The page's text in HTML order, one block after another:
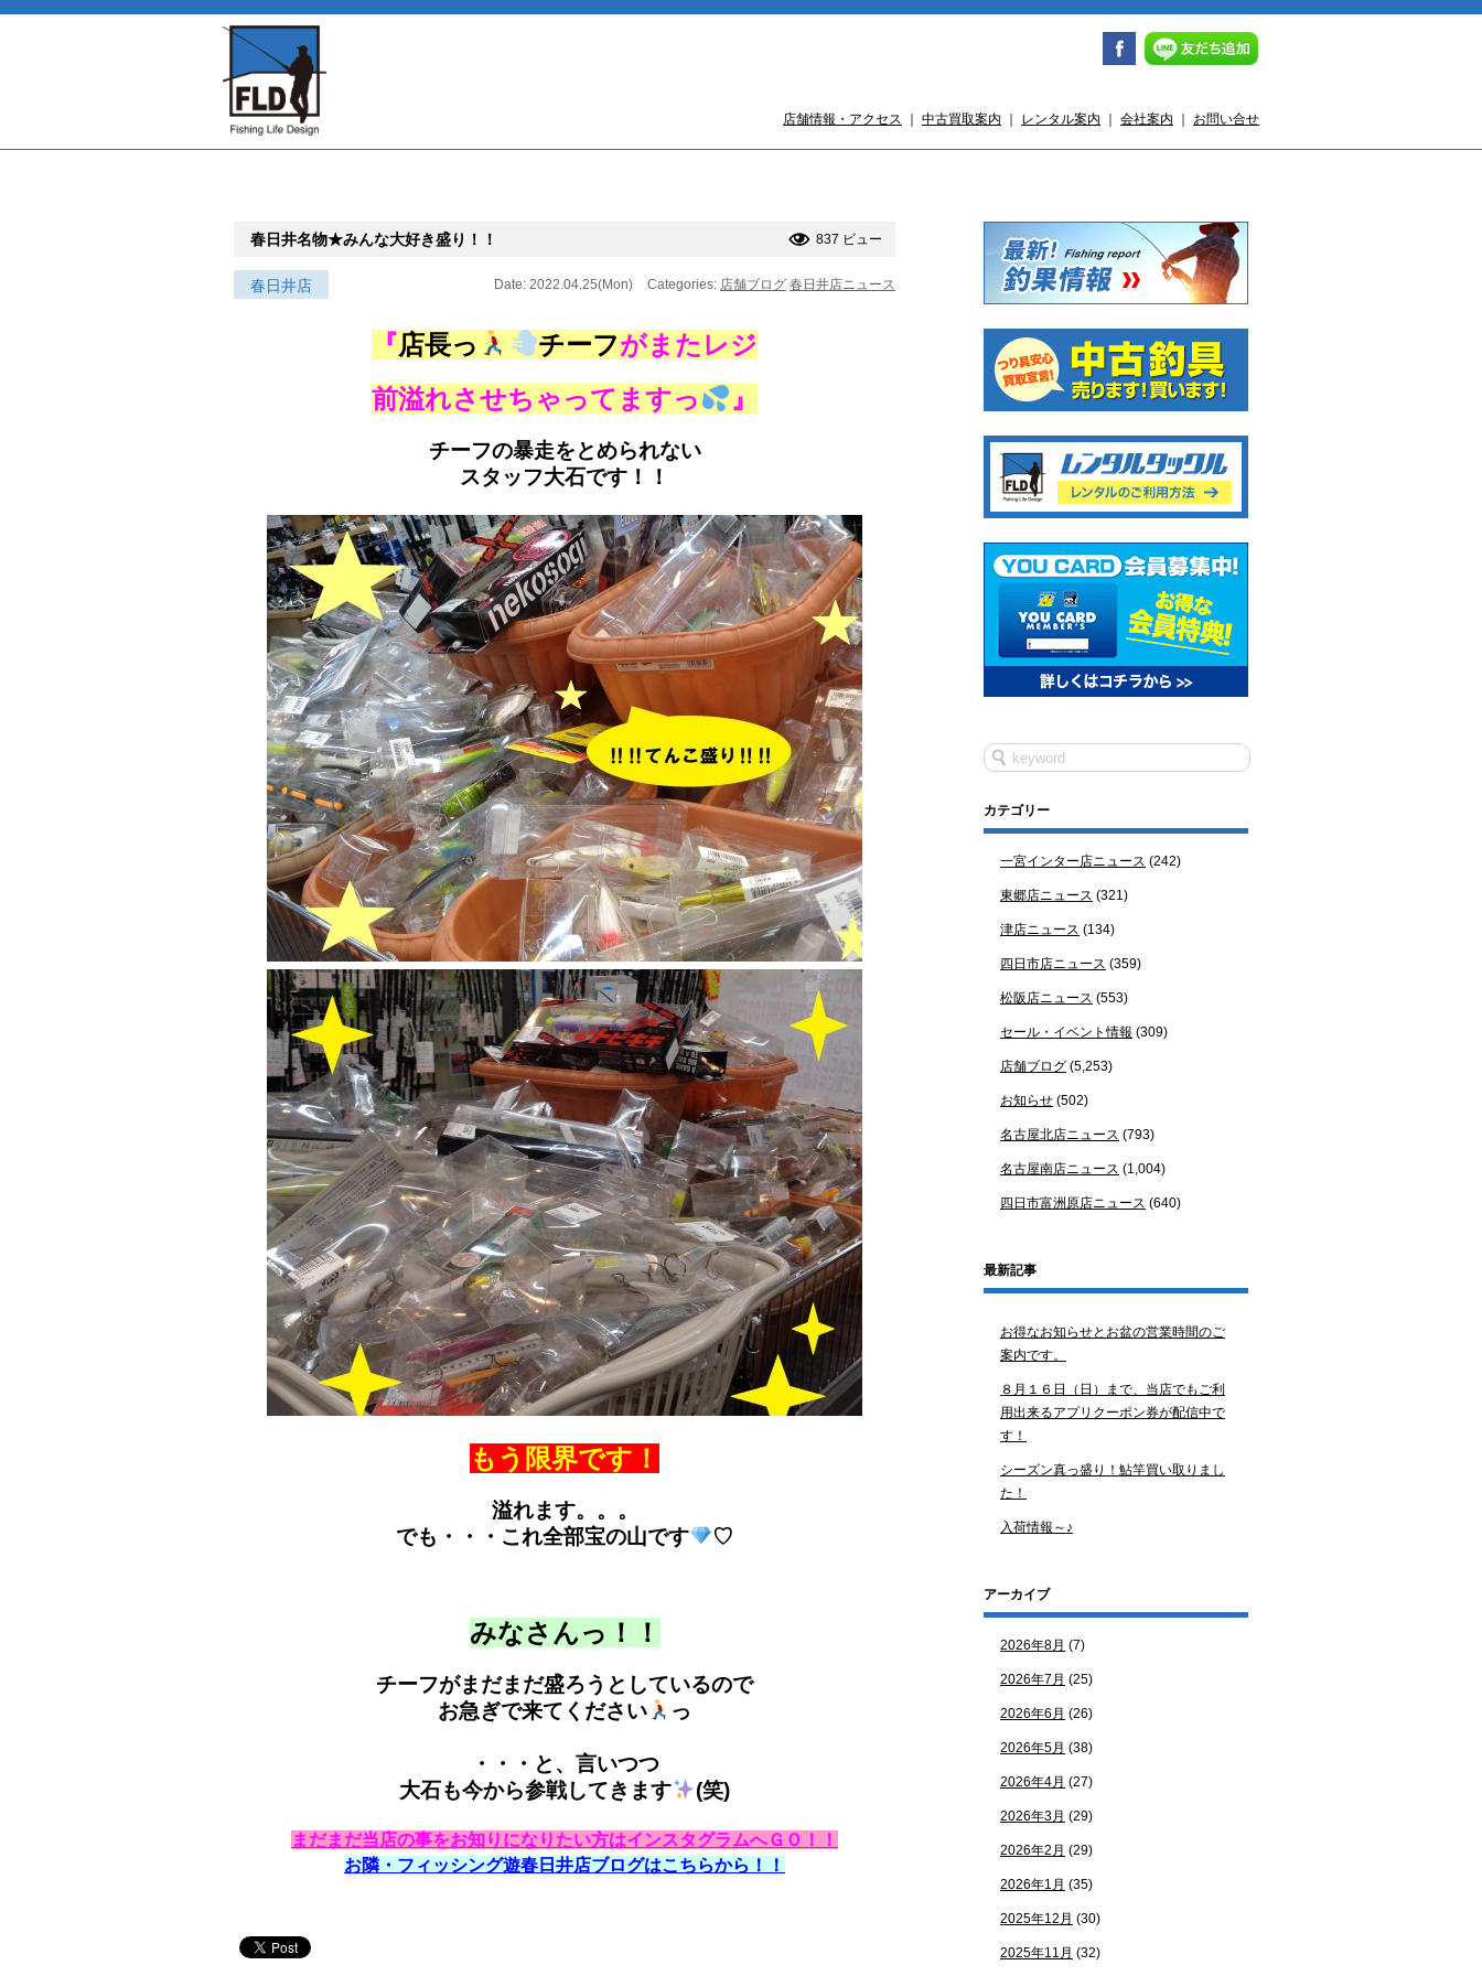
店舗情報・アクセス 中古買取案内 レンタル案内 会社案内 お問い合せ
春日井名物★みんな大好き盛り！！ 837 ビュー
春日井店 Date: 2022.04.25(Mon) Categories: 店舗ブログ 春日井店ニュース
『店長っ チーフがまたレジ
前溢れさせちゃってますっ
』
チーフの暴走をとめられない
スタッフ大石です！！
もう限界です！
溢れます。。。
でも・・・これ全部宝の山です
♡
みなさんっ！！
チーフがまだまだ盛ろうとしているので
お急ぎで来てください
っ
・・・と、言いつつ
大石も今から参戦してきます
(笑)
まだまだ当店の事をお知りになりたい方はインスタグラムへＧＯ！！
お隣・フィッシング遊春日井店ブログはこちらから！！
カテゴリー
一宮インター店ニュース (242)
東郷店ニュース (321)
津店ニュース (134)
四日市店ニュース (359)
松阪店ニュース (553)
セール・イベント情報 (309)
店舗ブログ (5,253)
お知らせ (502)
名古屋北店ニュース (793)
名古屋南店ニュース (1,004)
四日市富洲原店ニュース (640)
最新記事
お得なお知らせとお盆の営業時間のご
案内です。
８月１６日（日）まで、当店でもご利
用出来るアプリクーポン券が配信中で
す！
シーズン真っ盛り！鮎竿買い取りまし
た！
入荷情報～♪
アーカイブ
2026年8月 (7)
2026年7月 (25)
2026年6月 (26)
2026年5月 (38)
2026年4月 (27)
2026年3月 (29)
2026年2月 (29)
2026年1月 (35)
2025年12月 (30)
2025年11月 (32)